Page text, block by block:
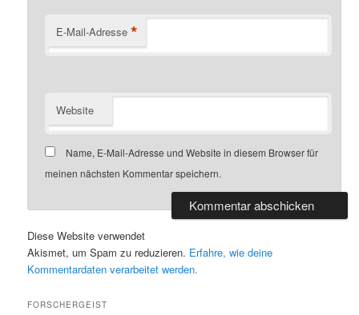
E-Mail-Adresse *
Website
Name, E-Mail-Adresse und Website in diesem Browser für
meinen nächsten Kommentar speichern.
Diese Website verwendet
Akismet, um Spam zu reduzieren. Erfahre, wie deine
Kommentardaten verarbeitet werden.
FORSCHERGEIST